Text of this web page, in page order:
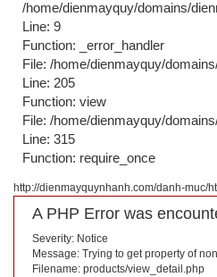
/home/dienmayquy/domains/
Line: 9
Function: _error_handler
File: /home/dienmayquy/
Line: 205
Function: view
File: /home/dienmayquy/
Line: 315
Function: require_once
http://dienmayquynhanh.com/danh-muc/
A PHP Error was
Severity: Notice
Message: Trying to get property of
Filename: products/view_detail.php